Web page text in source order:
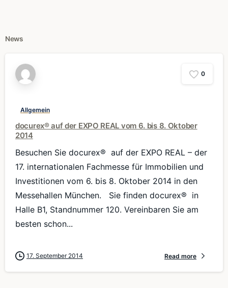
News
0
Allgemein
docurex® auf der EXPO REAL vom 6. bis 8. Oktober
2014
Besuchen Sie docurex® auf der EXPO REAL – der
17. internationalen Fachmesse für Immobilien und
Investitionen vom 6. bis 8. Oktober 2014 in den
Messehallen München. Sie finden docurex® in
Halle B1, Standnummer 120. Vereinbaren Sie am
besten schon...
17. September 2014 Read more